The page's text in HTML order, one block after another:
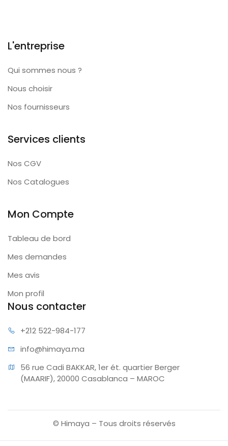
L'entreprise
Qui sommes nous ?
Nous choisir
Nos fournisseurs
Services clients
Nos CGV
Nos Catalogues
Mon Compte
Tableau de bord
Mes demandes
Mes avis
Mon profil
Nous contacter
+212 522-984-177
info@himaya.ma
56 rue Cadi BAKKAR, 1er ét. quartier Berger
(MAARIF), 20000 Casablanca – MAROC
© Himaya – Tous droits réservés